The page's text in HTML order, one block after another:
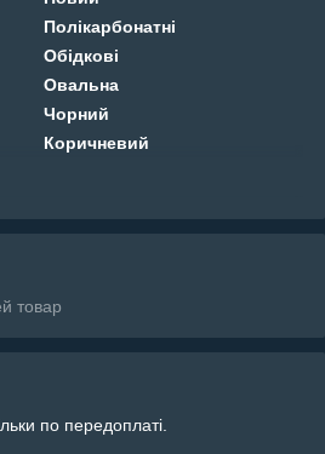
Полікарбонатні
Обідкові
Овальна
Чорний
Коричневий
товар
по передоплаті.